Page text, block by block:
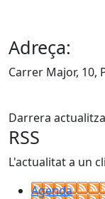
Adreça:
Carrer Major, 10,
Darrera
RSS
L'actualitat a un
Agenda